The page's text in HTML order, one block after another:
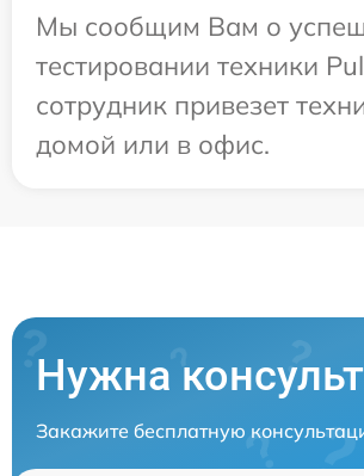
Мы сообщим Вам о
тестировании техники
сотрудник привезет
домой или в офис.
Нужна
Закажите бесплатную